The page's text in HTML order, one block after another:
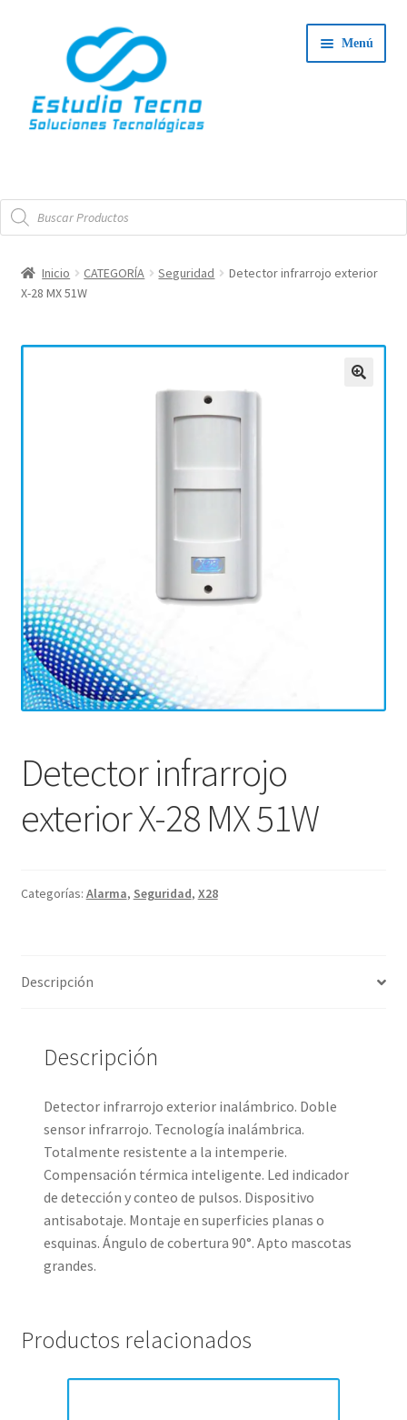
navegación
contenido
Menú
Tienda
el
menú
hijo
Contacto
Búsqueda
de
productos
Inicio CATEGORÍA Seguridad
Detector infrarrojo exterior
X-28 MX 51W
Detector infrarrojo
exterior X-28 MX 51W
Categorías: Alarma, Seguridad, X28
Descripción
Descripción
Detector infrarrojo exterior inalámbrico. Doble
sensor infrarrojo. Tecnología inalámbrica.
Totalmente resistente a la intemperie.
Compensación térmica inteligente. Led indicador
de detección y conteo de pulsos. Dispositivo
antisabotaje. Montaje en superficies planas o
esquinas. Ángulo de cobertura 90°. Apto mascotas
grandes.
Productos relacionados